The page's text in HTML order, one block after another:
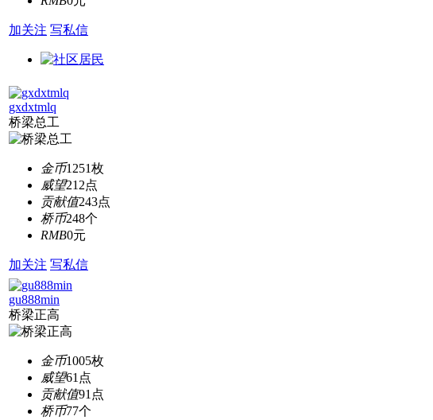
加关注 写私信
gxdxtmlq
桥梁总工
金币1251枚
威望212点
贡献值243点
桥币248个
RMB0元
加关注 写私信
gu888min
桥梁正高
金币1005枚
威望61点
贡献值91点
桥币77个